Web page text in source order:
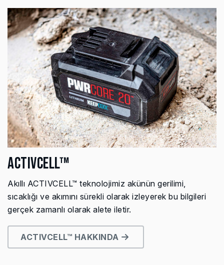
ACTIVCELL™
Akıllı ACTIVCELL™ teknolojimiz akünün gerilimi,
sıcaklığı ve akımını sürekli olarak izleyerek bu bilgileri
gerçek zamanlı olarak alete iletir.
ACTIVCELL™ HAKKINDA